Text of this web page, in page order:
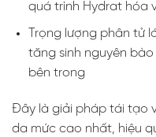
quá trình Hydrat hóa
Trọng lượng phân tử
tăng sinh nguyên
bên trong
Đây là giải pháp tái tạo
da mức cao nhất, hiệu